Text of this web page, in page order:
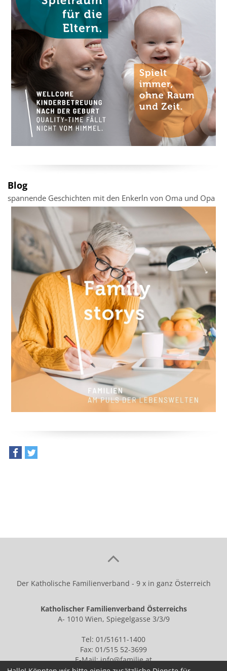
Blog
spannende Geschichten mit den Enkerln von Oma und Opa
Der Katholische Familienverband - 9 x in ganz Österreich
Katholischer Familienverband Österreichs
A- 1010 Wien, Spiegelgasse 3/3/9
Tel: 01/51611-1400
Fax: 01/515 52-3699
E-Mail:info@familie.at